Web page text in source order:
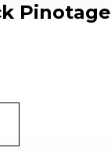
Pinotage